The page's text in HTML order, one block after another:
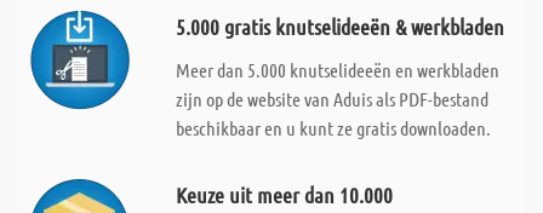
5.000 gratis knutselideeën & werkbladen
Meer dan 5.000 knutselideeën en werkbladen
zijn op de website van Aduis als PDF-bestand
beschikbaar en u kunt ze gratis downloaden.
Keuze uit meer dan 10.000